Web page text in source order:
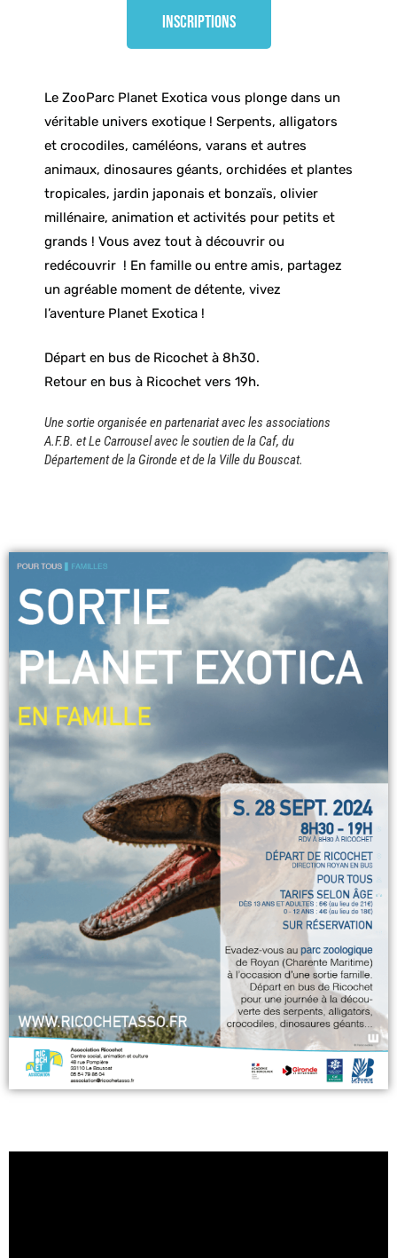
inscriptions
Le ZooParc Planet Exotica vous plonge dans un
véritable univers exotique ! Serpents, alligators
et crocodiles, caméléons, varans et autres
animaux, dinosaures géants, orchidées et plantes
tropicales, jardin japonais et bonzaïs, olivier
millénaire, animation et activités pour petits et
grands ! Vous avez tout à découvrir ou
redécouvrir ! En famille ou entre amis, partagez
un agréable moment de détente, vivez
l’aventure Planet Exotica !
Départ en bus de Ricochet à 8h30.
Retour en bus à Ricochet vers 19h.
Une sortie organisée en partenariat avec les associations
A.F.B. et Le Carrousel avec le soutien de la Caf, du
Département de la Gironde et de la Ville du Bouscat.